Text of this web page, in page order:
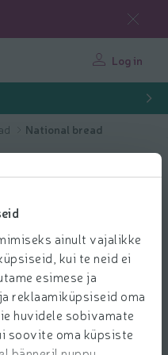
ainult vajalikke
kui te neid ei
esimese ja
reklaamiküpsiseid oma
huvidele sobivamate
soovite oma küpsiste
Log in
National bread